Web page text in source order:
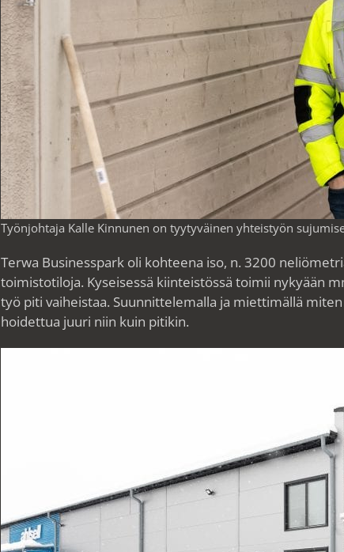
Työnjohtaja Kalle Kinnunen on tyytyväinen yhteistyön
Terwa Businesspark oli kohteena iso, n. 3200
toimistotiloja. Kyseisessä kiinteistössä toimii nykyään
työ piti vaiheistaa. Suunnittelemalla ja miettimällä
hoidettua juuri niin kuin pitikin.